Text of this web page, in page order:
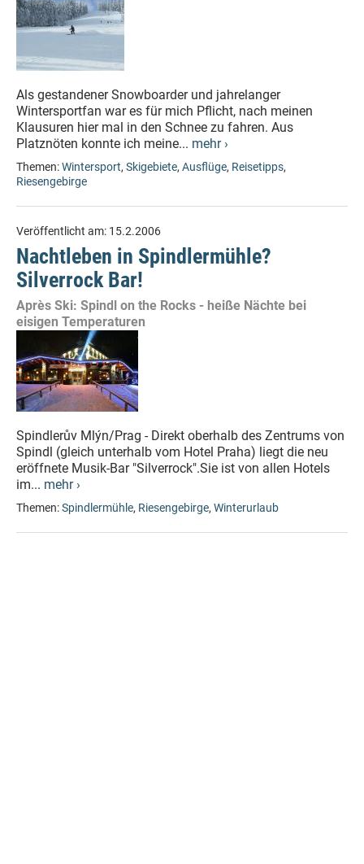
Als gestandener Snowboarder und jahrelanger
Wintersportfan war es für mich Pflicht, nach meinen
Klausuren hier mal in den Schnee zu fahren. Aus
Platznöten konnte ich meine... mehr ›
Themen:Wintersport, Skigebiete, Ausflüge, Reisetipps,
Riesengebirge
Veröffentlicht am: 15.2.2006
Nachtleben in Spindlermühle?
Silverrock Bar!
Après Ski: Spindl on the Rocks - heiße Nächte bei
eisigen Temperaturen
Spindlerův Mlýn/Prag - Direkt oberhalb des Zentrums von
Spindl (gleich unterhalb vom Hotel Praha) liegt die neu
eröffnete Musik-Bar "Silverrock".Sie ist von allen Hotels
im... mehr ›
Themen:Spindlermühle, Riesengebirge, Winterurlaub